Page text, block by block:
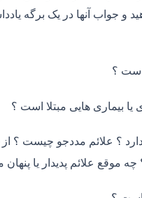
و جواب آنها در یک برگه
؟
یا بیماری هایی مبتلا است ؟
دارد ؟ علائم مددجو چیست ؟
چه موقع علائم پدیدار یا